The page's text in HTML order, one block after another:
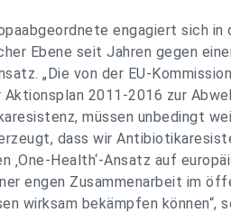
engagiert sich
Ebene seit Jahren gegen
„Die von der EU-
2011-2016 zur
müssen unbedingt
dass wir
‚One-Health‘-Ansatz auf
engen Zusammenarbeit im
wirksam bekämpfen können“,